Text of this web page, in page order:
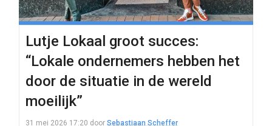
Lutje Lokaal groot succes:
“Lokale ondernemers hebben het
door de situatie in de wereld
moeilijk”
31 mei 2026 17:20 door Sebastiaan Scheffer